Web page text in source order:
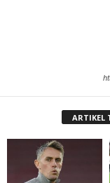
ARTIKEL